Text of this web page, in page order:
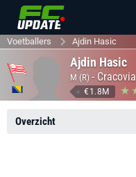
Voetballers Ajdin Hasic
Ajdin Hasic
M (R) - Cracovia
€1.8M
Overzicht